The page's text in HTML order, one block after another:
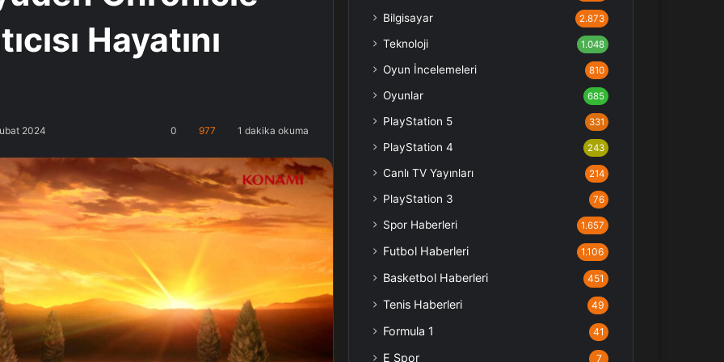
Hayatını
2024 0 977 1 dakika okuma
Bilgisayar 2.873
Teknoloji 1.048
Oyun İncelemeleri 810
Oyunlar 685
PlayStation 5 331
PlayStation 4 243
Canlı TV Yayınları 214
PlayStation 3 76
Spor Haberleri 1.657
Futbol Haberleri 1.106
Basketbol Haberleri 451
Tenis Haberleri 49
Formula 1 41
E Spor 7